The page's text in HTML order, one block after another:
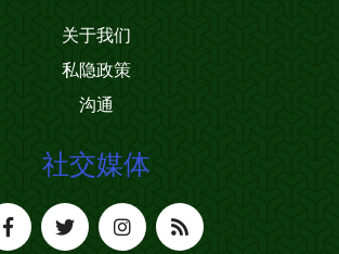
关于我们
私隐政策
沟通
社交媒体